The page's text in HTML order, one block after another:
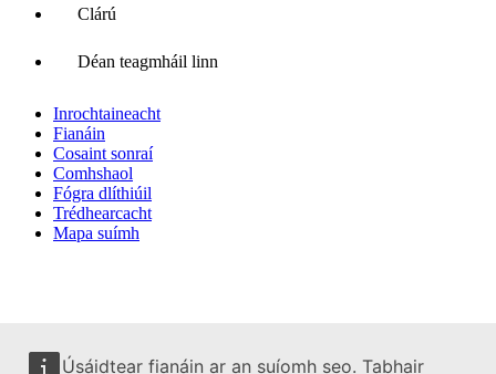
Úsáidtear fianáin ar an suíomh seo. Tabhair
Clárú
Déan teagmháil linn
Inrochtaineacht
Fianáin
Cosaint sonraí
Comhshaol
Fógra dlíthiúil
Trédhearcacht
Mapa suímh